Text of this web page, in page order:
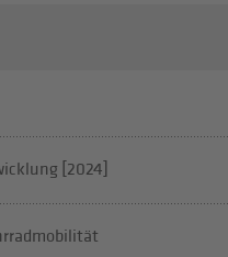
[2024]